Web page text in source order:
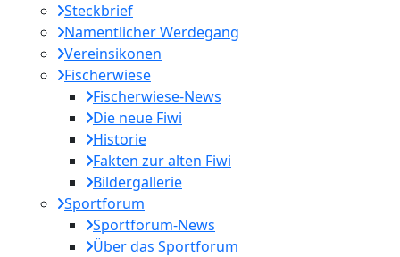
Steckbrief
Namentlicher Werdegang
Vereinsikonen
Fischerwiese
Fischerwiese-News
Die neue Fiwi
Historie
Fakten zur alten Fiwi
Bildergallerie
Sportforum
Sportforum-News
Über das Sportforum